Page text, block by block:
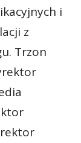
i
z
Trzon